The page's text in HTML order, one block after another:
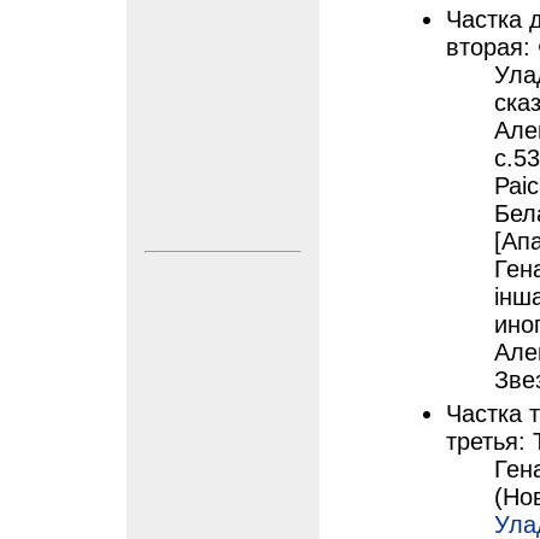
Частка
вторая:
Частка
третья: